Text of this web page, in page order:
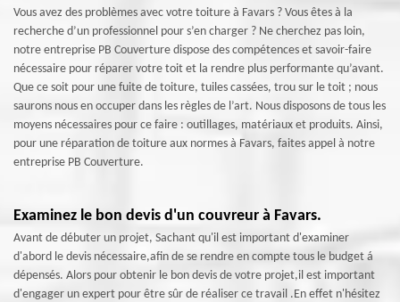
Vous avez des problèmes avec votre toiture à Favars ? Vous êtes à la
recherche d’un professionnel pour s’en charger ? Ne cherchez pas loin,
notre entreprise PB Couverture dispose des compétences et savoir-faire
nécessaire pour réparer votre toit et la rendre plus performante qu’avant.
Que ce soit pour une fuite de toiture, tuiles cassées, trou sur le toit ; nous
saurons nous en occuper dans les règles de l’art. Nous disposons de tous les
moyens nécessaires pour ce faire : outillages, matériaux et produits. Ainsi,
pour une réparation de toiture aux normes à Favars, faites appel à notre
entreprise PB Couverture.
Examinez le bon devis d'un couvreur à Favars.
Avant de débuter un projet, Sachant qu'il est important d'examiner
d'abord le devis nécessaire,afin de se rendre en compte tous le budget á
dépensés. Alors pour obtenir le bon devis de votre projet,il est important
d'engager un expert pour être sûr de réaliser ce travail .En effet n'hésitez